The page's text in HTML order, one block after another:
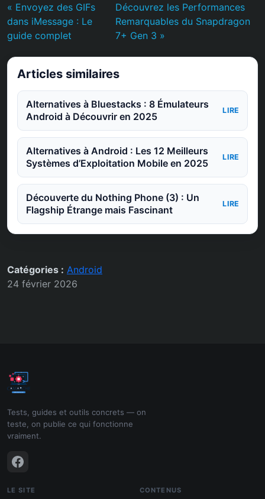
« Envoyez des GIFs
dans iMessage : Le
guide complet
Découvrez les Performances
Remarquables du Snapdragon
7+ Gen 3 »
Articles similaires
Alternatives à Bluestacks : 8 Émulateurs
Android à Découvrir en 2025
LIRE
Alternatives à Android : Les 12 Meilleurs
Systèmes d’Exploitation Mobile en 2025
LIRE
Découverte du Nothing Phone (3) : Un
Flagship Étrange mais Fascinant
LIRE
Catégories : Android
24 février 2026
Tests, guides et outils concrets — on
teste, on publie ce qui fonctionne
vraiment.
LE SITE CONTENUS